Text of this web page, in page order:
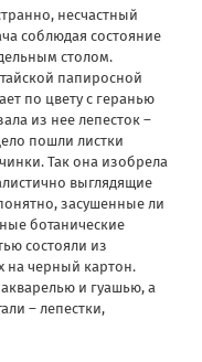
несчастный
соблюдая состояние
столом.
папиросной
по цвету с геранью
из нее лепесток –
пошли листки
Так она изобрела
выглядящие
засушенные ли
ботанические
состояли из
на черный картон.
и гуашью, а
– лепестки,